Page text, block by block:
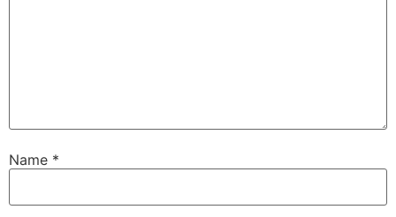
Name *